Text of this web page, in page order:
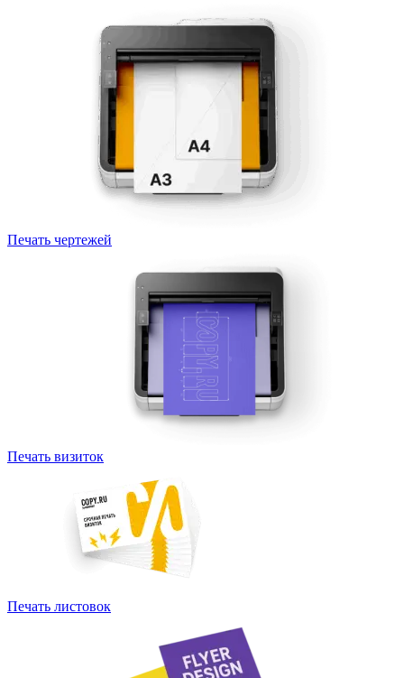
Печать чертежей
Печать визиток
Печать листовок